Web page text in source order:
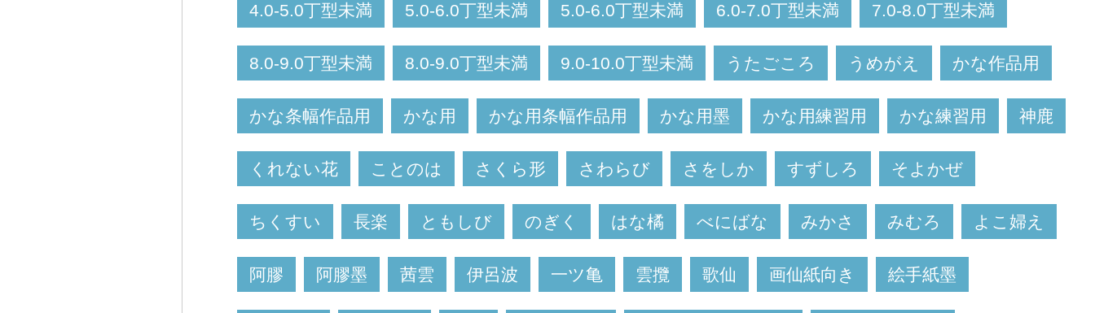
4.0-5.0丁型未満 5.0-6.0丁型未満 5.0-6.0丁型未満 6.0-7.0丁型未満 7.0-8.0丁型未満
8.0-9.0丁型未満 8.0-9.0丁型未満 9.0-10.0丁型未満 うたごころ うめがえ かな作品用
かな条幅作品用 かな用 かな用条幅作品用 かな用墨 かな用練習用 かな練習用 神鹿
くれない花 ことのは さくら形 さわらび さをしか すずしろ そよかぜ
ちくすい 長楽 ともしび のぎく はな橘 べにばな みかさ みむろ よこ婦え
阿膠 阿膠墨 茜雲 伊呂波 一ツ亀 雲攬 歌仙 画仙紙向き 絵手紙墨